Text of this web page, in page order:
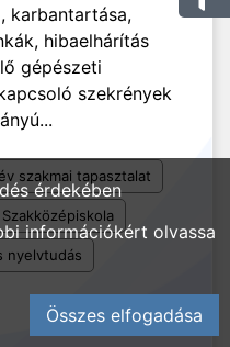
karbantartása,
hibaelhárítás
gépészeti
szekrények
szakmai tapasztalat
Szakközépiskola
nyelvtudás
érdekében
információkért olvassa
Összes elfogadása